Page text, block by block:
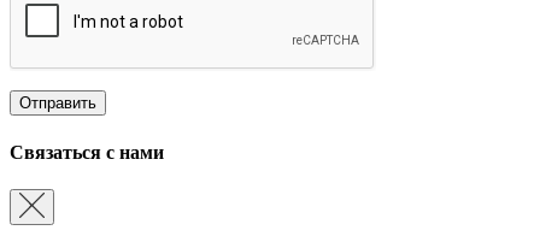
Связаться с нами